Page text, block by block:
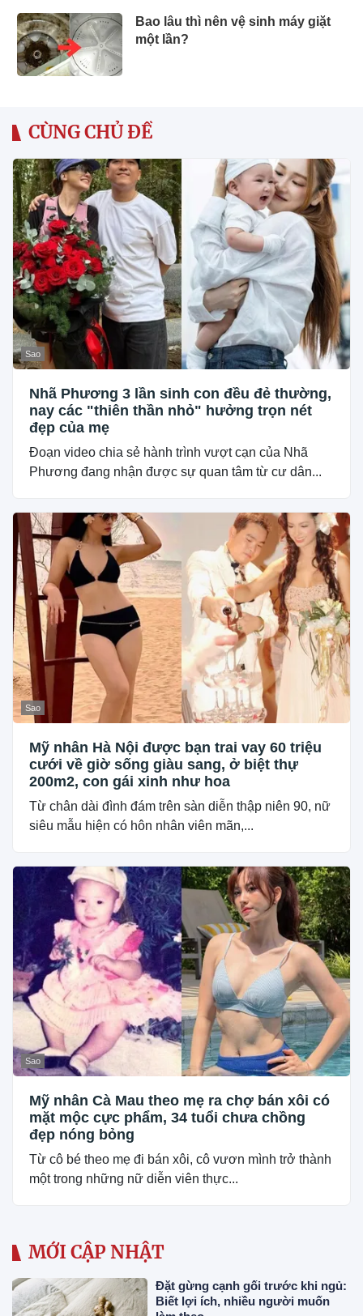
Bao lâu thì nên vệ sinh máy giặt
một lần?
CÙNG CHỦ ĐỀ
Sao
Nhã Phương 3 lần sinh con đều đẻ thường,
nay các "thiên thần nhỏ" hưởng trọn nét
đẹp của mẹ
Đoạn video chia sẻ hành trình vượt cạn của Nhã
Phương đang nhận được sự quan tâm từ cư dân...
Sao
Mỹ nhân Hà Nội được bạn trai vay 60 triệu
cưới về giờ sống giàu sang, ở biệt thự
200m2, con gái xinh như hoa
Từ chân dài đình đám trên sàn diễn thập niên 90, nữ
siêu mẫu hiện có hôn nhân viên mãn,...
Sao
Mỹ nhân Cà Mau theo mẹ ra chợ bán xôi có
mặt mộc cực phẩm, 34 tuổi chưa chồng
đẹp nóng bỏng
Từ cô bé theo mẹ đi bán xôi, cô vươn mình trở thành
một trong những nữ diễn viên thực...
MỚI CẬP NHẬT
Đặt gừng cạnh gối trước khi ngủ:
Biết lợi ích, nhiều người muốn